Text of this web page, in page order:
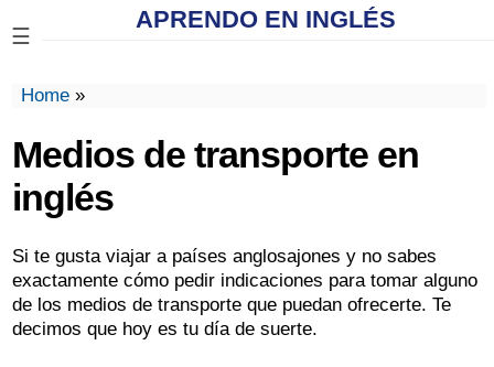
☰
APRENDO EN INGLÉS
Home»
Medios de transporte en
inglés
Si te gusta viajar a países anglosajones y no sabes
exactamente cómo pedir indicaciones para tomar alguno
de los medios de transporte que puedan ofrecerte. Te
decimos que hoy es tu día de suerte.